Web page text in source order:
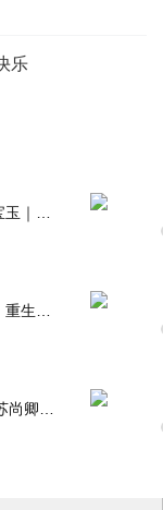
乐